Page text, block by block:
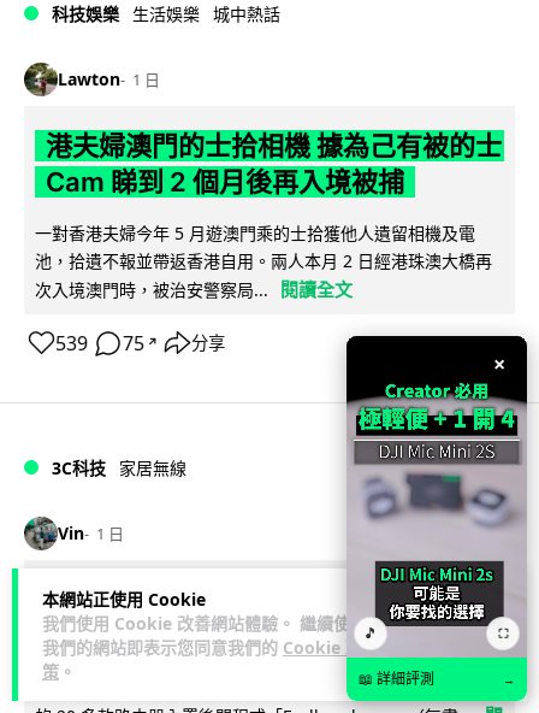
本網站正使用 Cookie
我們使用 Cookie 改善網站體驗。 繼續使用
我們的網站即表示您同意我們的 Cookie 政
策 。
科技娛樂 生活娛樂 城中熱話
Lawton 1 日
港夫婦澳門的士拾相機 據為己有被的士
Cam 睇到 2 個月後再入境被捕
一對香港夫婦今年 5 月遊澳門乘的士拾獲他人遺留相機及電
池，拾遺不報並帶返香港自用。兩人本月 2 日經港珠澳大橋再
次入境澳門時，被治安警察局...
閱讀全文
539 75 ↗ 分享
3C科技 家居無線
Vin 1 日
逾 20 款平價路由器爆後門 每 35 秒自
動連線回中國 全球 10 萬用家私隱堪憂
網絡安全公司 VulnCheck 揭發中國智博通電子（Zbtlink）生產
×
🎵 ⛶
📖 詳細評測 →